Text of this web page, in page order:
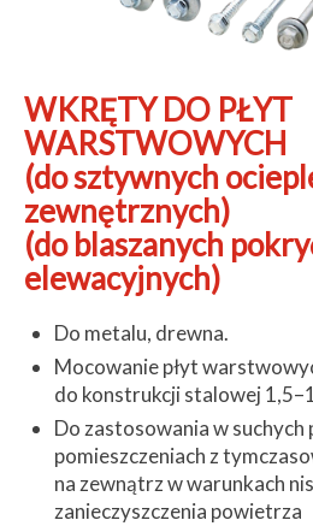
WKRĘTY DO PŁYT
WARSTWOWYCH
(do sztywnych
zewnętrznych)
(do blaszanych
elewacyjnych)
Do metalu, drewna.
Mocowanie płyt
do konstrukcji stalowej
Do zastosowania w suchych
pomieszczeniach z
na zewnątrz w warunkach
zanieczyszczenia powietrza